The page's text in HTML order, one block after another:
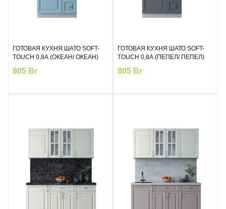
ГОТОВАЯ КУХНЯ ШАТО SOFT-
TOUCH 0,8А (ОКЕАН/ ОКЕАН)
805 Br
ГОТОВАЯ КУХНЯ ШАТО SOFT-
TOUCH 0,8А (ПЕПЕЛ/ ПЕПЕЛ)
805 Br